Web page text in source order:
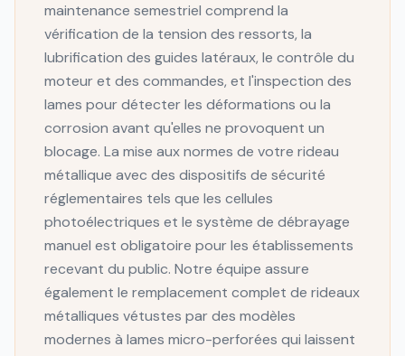
maintenance semestriel comprend la
vérification de la tension des ressorts, la
lubrification des guides latéraux, le contrôle du
moteur et des commandes, et l'inspection des
lames pour détecter les déformations ou la
corrosion avant qu'elles ne provoquent un
blocage. La mise aux normes de votre rideau
métallique avec des dispositifs de sécurité
réglementaires tels que les cellules
photoélectriques et le système de débrayage
manuel est obligatoire pour les établissements
recevant du public. Notre équipe assure
également le remplacement complet de rideaux
métalliques vétustes par des modèles
modernes à lames micro-perforées qui laissent